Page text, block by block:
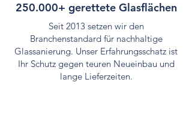
250.000+ gerettete Glasflächen
Seit 2013 setzen wir den
Branchenstandard für nachhaltige
Glassanierung. Unser Erfahrungsschatz ist
Ihr Schutz gegen teuren Neueinbau und
lange Lieferzeiten.